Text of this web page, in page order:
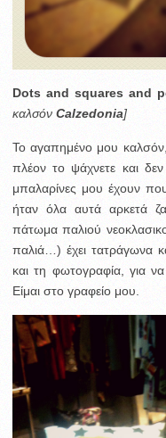
Dots and squares and
καλσόν Calzedonia]
To αγαπημένο μου
πλέον το ψάχνετε και
μπαλαρίνες μου έχουν
ήταν όλα αυτά αρκετά
πάτωμα παλιού
παλιά…) έχει τατράγωνα
και τη φωτογραφία, για
Είμαι στο γραφείο μου.